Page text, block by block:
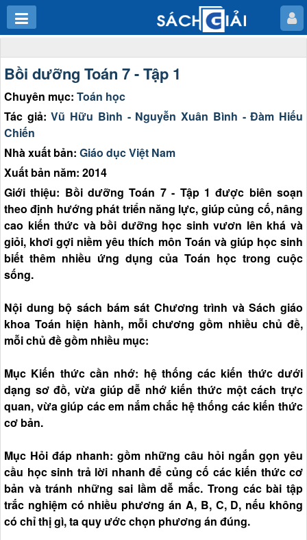
Bồi dưỡng Toán 7 - Tập 1
Chuyên mục: Toán học
Tác giả:Vũ Hữu Bình - Nguyễn Xuân Bình - Đàm Hiếu
Chiến
Nhà xuất bản: Giáo dục Việt Nam
Xuất bản năm: 2014
Giới thiệu: Bồi dưỡng Toán 7 - Tập 1 được biên soạn
theo định hướng phát triển năng lực, giúp củng cố, nâng
cao kiến thức và bồi dưỡng học sinh vươn lên khá và
giỏi, khơi gợi niềm yêu thích môn Toán và giúp học sinh
biết thêm nhiều ứng dụng của Toán học trong cuộc
sống.
Nội dung bộ sách bám sát Chương trình và Sách giáo
khoa Toán hiện hành, mỗi chương gồm nhiều chủ đề,
mỗi chủ đề gồm nhiều mục:
Mục Kiến thức cần nhớ: hệ thống các kiến thức dưới
dạng sơ đồ, vừa giúp dễ nhớ kiến thức một cách trực
quan, vừa giúp các em nắm chắc hệ thống các kiến thức
cơ bản.
Mục Hỏi đáp nhanh: gồm những câu hỏi ngắn gọn yêu
cầu học sinh trả lời nhanh để củng cố các kiến thức cơ
bản và tránh những sai lầm dễ mắc. Trong các bài tập
trắc nghiệm có nhiều phương án A, B, C, D, nếu không
có chỉ thị gì, ta quy ước chọn phương án đúng.